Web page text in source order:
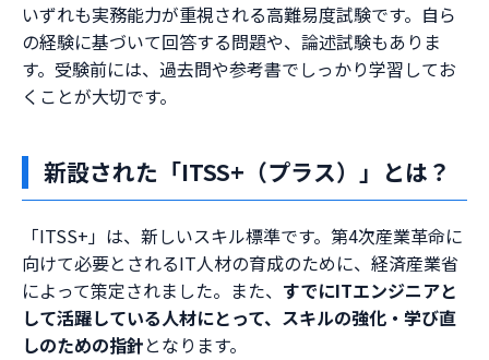
いずれも実務能力が重視される高難易度試験です。自ら
の経験に基づいて回答する問題や、論述試験もありま
す。受験前には、過去問や参考書でしっかり学習してお
くことが大切です。
新設された「ITSS+（プラス）」とは？
「ITSS+」は、新しいスキル標準です。第4次産業革命に
向けて必要とされるIT人材の育成のために、経済産業省
によって策定されました。また、 すでにITエンジニアと
して活躍している人材にとって、スキルの強化・学び直
しのための指針となります。